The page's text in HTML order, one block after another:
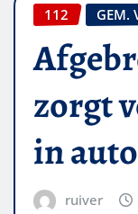
112 GEM.
zorgt
in auto
ruiver